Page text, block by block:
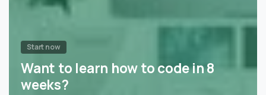
Start now
Want to learn how to code in 8
weeks?